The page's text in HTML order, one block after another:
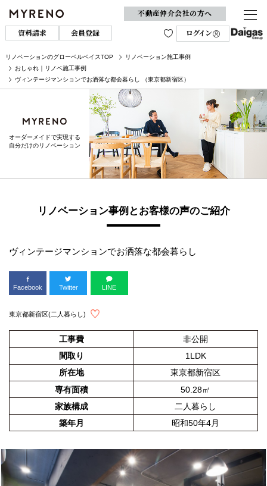
不動産仲介会社の方へ
資料請求
会員登録 ログイン
リノベーションのグローベルベイスTOP
リノベーション施工事例
おしゃれ｜リノベ施工事例
ヴィンテージマンションでお洒落な都会暮らし （東京都新宿区）
オーダーメイドで実現する
自分だけのリノベーション
リノベーション事例とお客様の声のご紹介
ヴィンテージマンションでお洒落な都会暮らし
Facebook Twitter LINE
東京都新宿区(二人暮らし)
工事費
非公開
間取り
1LDK
所在地
東京都新宿区
専有面積
50.28㎡
家族構成
二人暮らし
築年月
昭和50年4月